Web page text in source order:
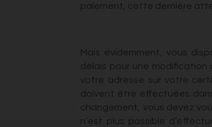
paiement, cette dernière
Mais évidemment, vous
délais pour une modification
votre adresse sur votre
doivent être effectuées
changement, vous devez
n’est plus possible